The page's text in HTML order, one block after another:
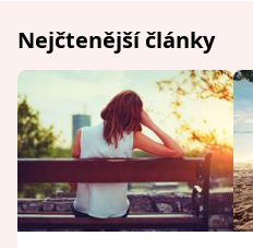
Nejčtenější články